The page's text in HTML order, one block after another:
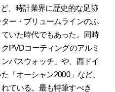
、時計業界に歴史的な足跡
ー・ブリュームラインのふ
いた時代でもあった。同時
PVDコーティングのアルミ
パスウォッチ」や、西ドイ
「オーシャン2000」など、
ている。最も特筆すべき